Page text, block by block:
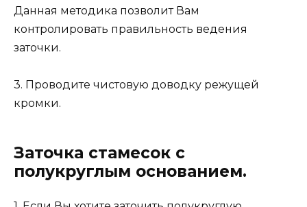
Данная методика позволит Вам
контролировать правильность ведения
заточки.
3. Проводите чистовую доводку режущей
кромки.
Заточка стамесок с
полукруглым основанием.